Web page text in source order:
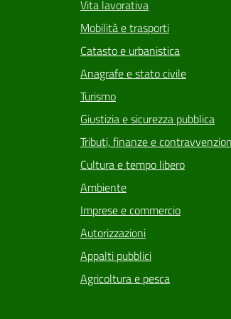
Vita lavorativa
Mobilità e trasporti
Catasto e urbanistica
Anagrafe e stato civile
Turismo
Giustizia e sicurezza pubblica
Tributi, finanze e
Cultura e tempo libero
Ambiente
Imprese e commercio
Autorizzazioni
Appalti pubblici
Agricoltura e pesca